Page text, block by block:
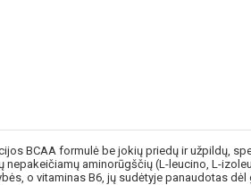
BCAA formulė be jokių priedų ir užpildų,
aminorūgščių (L-leucino, L-
o vitaminas B6, jų sudėtyje panaudotas dėl